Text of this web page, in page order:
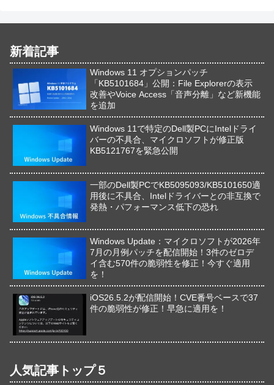
新着記事
Windows 11 オプションパッチ
「KB5101684」公開：File Explorerの表示
改善やVoice Access「音声分離」など新機能
を追加
Windows 11で特定のDell製PCにIntelドライ
バーの不具合、マイクロソフトが修正版
KB5121767を緊急公開
一部のDell製PCでKB5095093/KB5101650適
用後に不具合、Intelドライバーとの非互換で
発熱・パフォーマンス低下の恐れ
Windows Update：マイクロソフトが2026年
7月の月例パッチを配信開始！3件のゼロデ
イ含む570件の脆弱性を修正！今すぐ適用
を！
iOS26.5.2が配信開始！CVE番号ベースで37
件の脆弱性が修正！早急に適用を！
人気記事トップ５